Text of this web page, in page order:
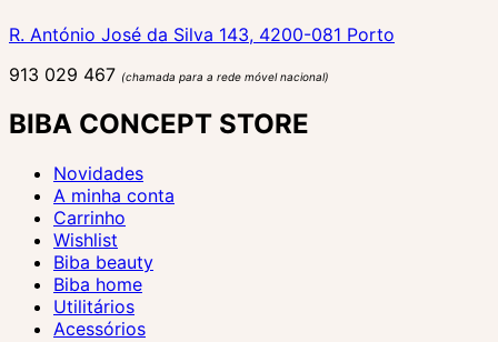
R. António José da Silva 143, 4200-081 Porto
913 029 467 (chamada para a rede móvel nacional)
BIBA CONCEPT STORE
Novidades
A minha conta
Carrinho
Wishlist
Biba beauty
Biba home
Utilitários
Acessórios